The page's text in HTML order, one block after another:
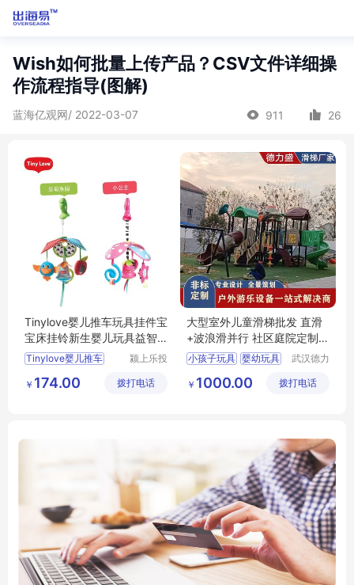
Wish如何批量上传产品？CSV文件详细操
作流程指导(图解)
蓝海亿观网/ 2022-03-07 911 26
Tinylove婴儿推车玩具挂件宝
宝床挂铃新生婴儿玩具益智
早教0-1岁
Tinylove婴儿推车
颍上乐投
有限公司
￥ 174.00 拨打电话
大型室外儿童滑梯批发 直滑
+波浪滑并行 社区庭院定制
安装简便 M4
小孩子玩具 婴幼玩具
孩子玩具厂家
武汉德力
备有限公
￥ 1000.00 拨打电话